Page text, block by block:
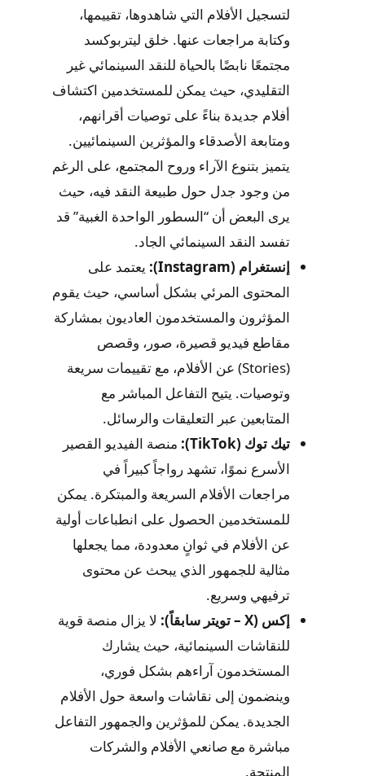
لتسجيل الأفلام التي شاهدوها، تقييمها،
وكتابة مراجعات عنها. خلق ليتربوكسد
مجتمعًا نابضًا بالحياة للنقد السينمائي غير
التقليدي، حيث يمكن للمستخدمين اكتشاف
أفلام جديدة بناءً على توصيات أقرانهم،
ومتابعة الأصدقاء والمؤثرين السينمائيين.
يتميز بتنوع الآراء وروح المجتمع، على الرغم
من وجود جدل حول طبيعة النقد فيه، حيث
يرى البعض أن “السطور الواحدة الغبية” قد
تفسد النقد السينمائي الجاد.
إنستغرام (Instagram):
يعتمد على
المحتوى المرئي بشكل أساسي، حيث يقوم
المؤثرون والمستخدمون العاديون بمشاركة
مقاطع فيديو قصيرة، صور، وقصص
(Stories) عن الأفلام، مع تقييمات سريعة
وتوصيات. يتيح التفاعل المباشر مع
المتابعين عبر التعليقات والرسائل.
تيك توك (TikTok):
منصة الفيديو القصير
الأسرع نموًا، تشهد رواجاً كبيراً في
مراجعات الأفلام السريعة والمبتكرة. يمكن
للمستخدمين الحصول على انطباعات أولية
عن الأفلام في ثوانٍ معدودة، مما يجعلها
مثالية للجمهور الذي يبحث عن محتوى
ترفيهي وسريع.
إكس (X – تويتر سابقاً):
لا يزال منصة قوية
للنقاشات السينمائية، حيث يشارك
المستخدمون آراءهم بشكل فوري،
وينضمون إلى نقاشات واسعة حول الأفلام
الجديدة. يمكن للمؤثرين والجمهور التفاعل
مباشرة مع صانعي الأفلام والشركات
المنتجة.